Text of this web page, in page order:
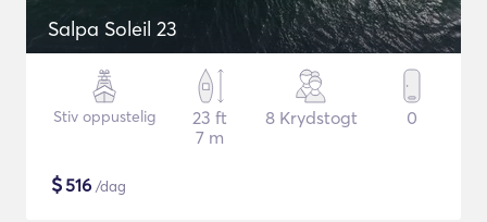
Salpa Soleil 23
Stiv oppustelig
23 ft
7 m
8 Krydstogt 0
$516 /dag